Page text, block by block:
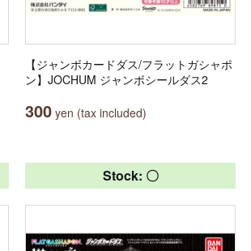
【ジャンボカードダス/フラットガシャポ
ン】JOCHUM ジャンボシールダス2
300 yen (tax included)
Stock: 〇